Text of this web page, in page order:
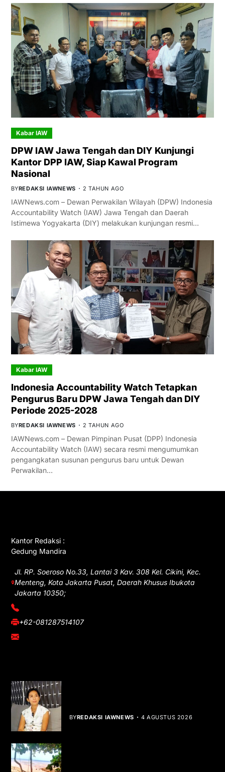
Kabar IAW
DPW IAW Jawa Tengah dan DIY Kunjungi
Kantor DPP IAW, Siap Kawal Program
Nasional
BYREDAKSI IAWNEWS 2 TAHUN AGO
IAWNews.com – Dewan Perwakilan Wilayah (DPW) Indonesia
Accountability Watch (IAW) Jawa Tengah dan Daerah
Istimewa Yogyakarta (DIY) melakukan kunjungan resmi…
Kabar IAW
Indonesia Accountability Watch Tetapkan
Pengurus Baru DPW Jawa Tengah dan DIY
Periode 2025-2028
BYREDAKSI IAWNEWS 2 TAHUN AGO
IAWNews.com – Dewan Pimpinan Pusat (DPP) Indonesia
Accountability Watch (IAW) secara resmi mengumumkan
pengangkatan susunan pengurus baru untuk Dewan
Perwakilan…
Kantor Redaksi :
Gedung Mandira
Jl. RP. Soeroso No.33, Lantai 3 Kav. 308 Kel. Cikini, Kec.
Menteng, Kota Jakarta Pusat, Daerah Khusus Ibukota
Jakarta 10350;
(021) 3908026
+62-081287514107
adm@iawnews.com
BYREDAKSI IAWNEWS 4 AGUSTUS 2026